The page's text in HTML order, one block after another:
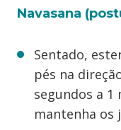
Navasana
Sentado,
pés na
segundos a 1
mantenha os